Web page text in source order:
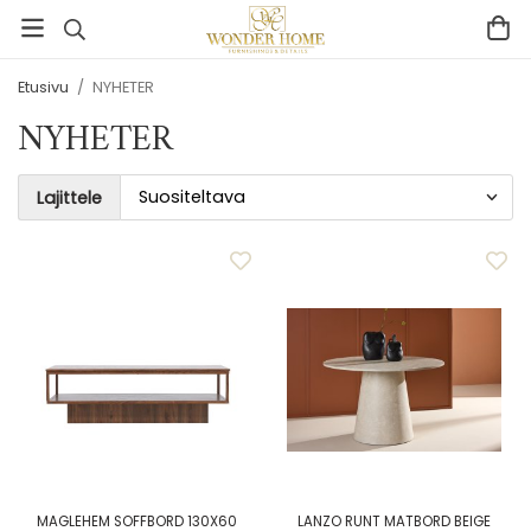
Etusivu / NYHETER
NYHETER
Lajittele
MAGLEHEM SOFFBORD 130X60
LANZO RUNT MATBORD BEIGE